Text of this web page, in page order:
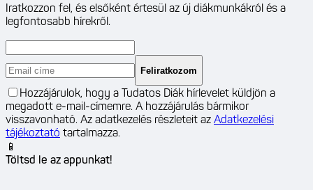
Iratkozzon fel, és elsőként értesül az új diákmunkákról és a
legfontosabb hírekről.
Feliratkozom
Hozzájárulok, hogy a Tudatos Diák hírlevelet küldjön a
megadott e-mail-címemre. A hozzájárulás bármikor
visszavonható. Az adatkezelés részleteit az Adatkezelési
tájékoztató tartalmazza.
📱
Töltsd le az appunkat!